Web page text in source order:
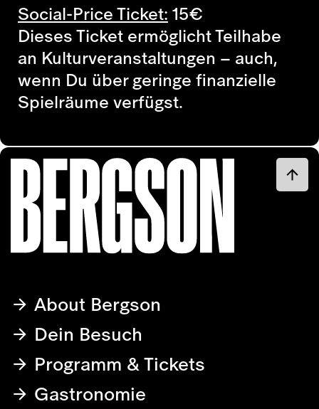
Social-Price Ticket:15€
Dieses Ticket ermöglicht Teilhabe
an Kulturveranstaltungen – auch,
wenn Du über geringe finanzielle
Spielräume verfügst.
About Bergson
Dein Besuch
Programm & Tickets
Gastronomie